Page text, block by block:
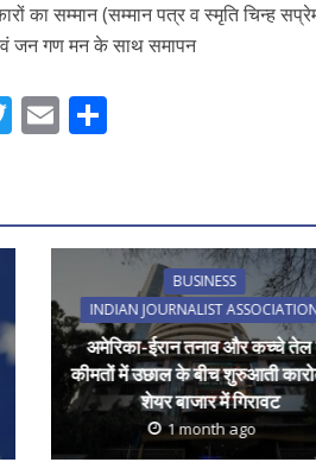
का सम्मान (सम्मान पत्र व स्मृति चिन्ह
एवं जन गण मन के साथ समापन
T
er
E
l e
BUSINESS
INDIAN JOURNALIST
अमेरिका-ईरान तनाव और कच्चे तेल
कीमतों में उछाल के बीच शुरुआती
शेयर बाजार में गिरावट
1 month ago